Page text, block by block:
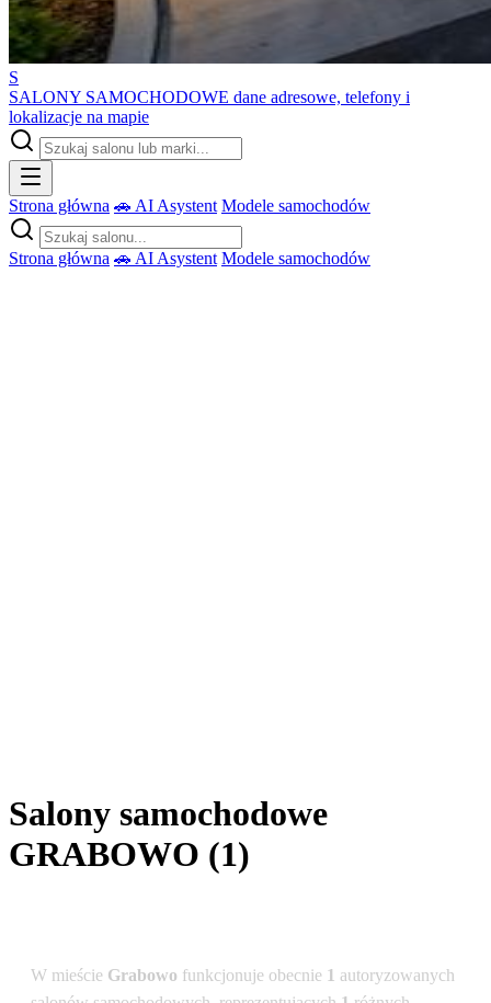
S
SALONY SAMOCHODOWE dane adresowe, telefony i
lokalizacje na mapie
Strona główna 🚗 AI Asystent Modele samochodów
Strona główna 🚗 AI Asystent Modele samochodów
Salony samochodowe
GRABOWO (1)
W mieście Grabowo funkcjonuje obecnie 1 autoryzowanych